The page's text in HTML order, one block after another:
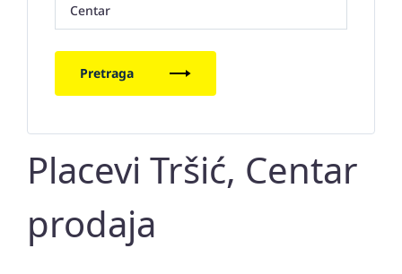
Centar
Pretraga
Placevi Tršić, Centar
prodaja